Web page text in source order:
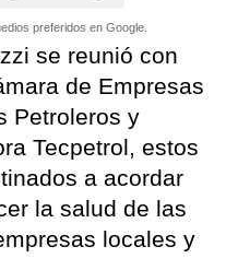
preferidos en Google.
se reunió con
de Empresas
Petroleros y
Tecpetrol, estos
a acordar
la salud de las
locales y